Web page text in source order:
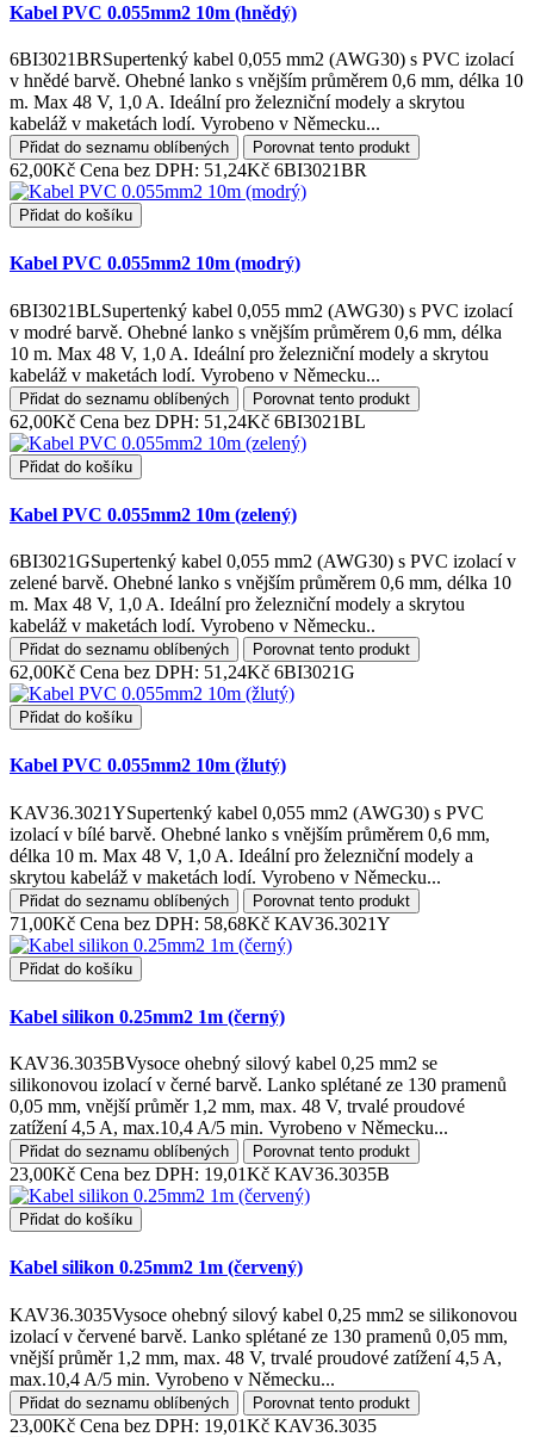
Kabel PVC 0.055mm2 10m (hnědý)
6BI3021BRSupertenký kabel 0,055 mm2 (AWG30) s PVC izolací
v hnědé barvě. Ohebné lanko s vnějším průměrem 0,6 mm, délka 10
m. Max 48 V, 1,0 A. Ideální pro železniční modely a skrytou
kabeláž v maketách lodí. Vyrobeno v Německu...
Přidat do seznamu oblíbených Porovnat tento produkt
62,00Kč Cena bez DPH: 51,24Kč 6BI3021BR
Přidat do košíku
Kabel PVC 0.055mm2 10m (modrý)
6BI3021BLSupertenký kabel 0,055 mm2 (AWG30) s PVC izolací
v modré barvě. Ohebné lanko s vnějším průměrem 0,6 mm, délka
10 m. Max 48 V, 1,0 A. Ideální pro železniční modely a skrytou
kabeláž v maketách lodí. Vyrobeno v Německu...
Přidat do seznamu oblíbených Porovnat tento produkt
62,00Kč Cena bez DPH: 51,24Kč 6BI3021BL
Přidat do košíku
Kabel PVC 0.055mm2 10m (zelený)
6BI3021GSupertenký kabel 0,055 mm2 (AWG30) s PVC izolací v
zelené barvě. Ohebné lanko s vnějším průměrem 0,6 mm, délka 10
m. Max 48 V, 1,0 A. Ideální pro železniční modely a skrytou
kabeláž v maketách lodí. Vyrobeno v Německu..
Přidat do seznamu oblíbených Porovnat tento produkt
62,00Kč Cena bez DPH: 51,24Kč 6BI3021G
Přidat do košíku
Kabel PVC 0.055mm2 10m (žlutý)
KAV36.3021YSupertenký kabel 0,055 mm2 (AWG30) s PVC
izolací v bílé barvě. Ohebné lanko s vnějším průměrem 0,6 mm,
délka 10 m. Max 48 V, 1,0 A. Ideální pro železniční modely a
skrytou kabeláž v maketách lodí. Vyrobeno v Německu...
Přidat do seznamu oblíbených Porovnat tento produkt
71,00Kč Cena bez DPH: 58,68Kč KAV36.3021Y
Přidat do košíku
Kabel silikon 0.25mm2 1m (černý)
KAV36.3035BVysoce ohebný silový kabel 0,25 mm2 se
silikonovou izolací v černé barvě. Lanko splétané ze 130 pramenů
0,05 mm, vnější průměr 1,2 mm, max. 48 V, trvalé proudové
zatížení 4,5 A, max.10,4 A/5 min. Vyrobeno v Německu...
Přidat do seznamu oblíbených Porovnat tento produkt
23,00Kč Cena bez DPH: 19,01Kč KAV36.3035B
Přidat do košíku
Kabel silikon 0.25mm2 1m (červený)
KAV36.3035Vysoce ohebný silový kabel 0,25 mm2 se silikonovou
izolací v červené barvě. Lanko splétané ze 130 pramenů 0,05 mm,
vnější průměr 1,2 mm, max. 48 V, trvalé proudové zatížení 4,5 A,
max.10,4 A/5 min. Vyrobeno v Německu...
Přidat do seznamu oblíbených Porovnat tento produkt
23,00Kč Cena bez DPH: 19,01Kč KAV36.3035